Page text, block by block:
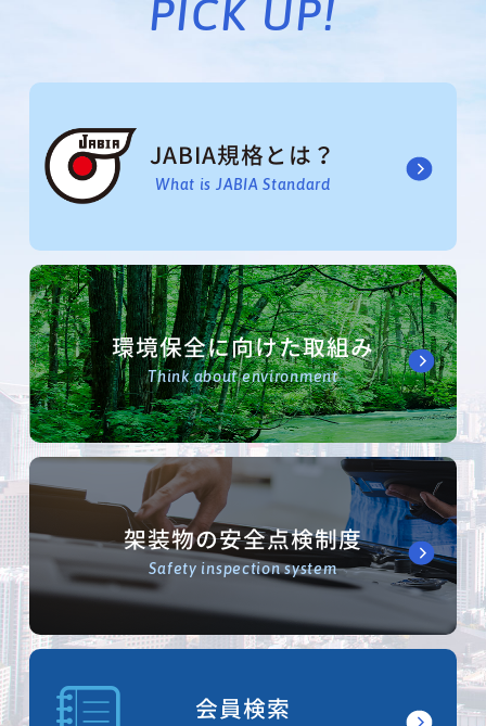
PICK UP!
JABIA規格とは？
What is JABIA Standard
環境保全に向けた取組み
Think about environment
架装物の安全点検制度
Safety inspection system
会員検索